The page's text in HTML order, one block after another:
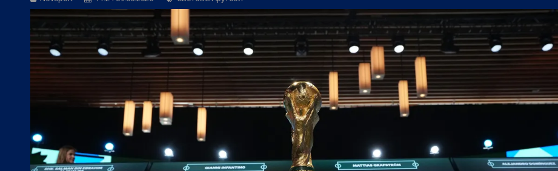
БГ Футбол:Веласкес: Невероятно удоволствие е да съм треньор на Левски
БГ Футбол: Косич: Локомотив (Пловдив) можеше да вземе точка от Левски